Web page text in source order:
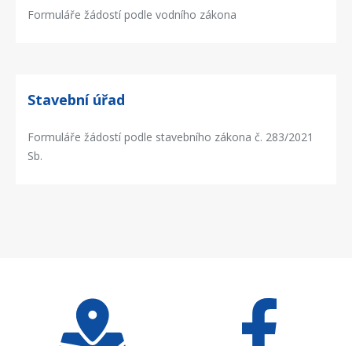
Formuláře žádostí podle vodního zákona
Stavební úřad
Formuláře žádostí podle stavebního zákona č. 283/2021
Sb.